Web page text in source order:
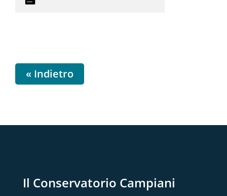
« Indietro
Il Conservatorio Campiani